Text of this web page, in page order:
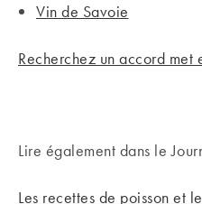
Vin de Savoie
Recherchez un accord met
Lire également dans le
Les recettes de poisson et